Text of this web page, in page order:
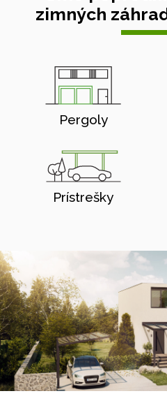
zimných
Pergoly
Prístrešky